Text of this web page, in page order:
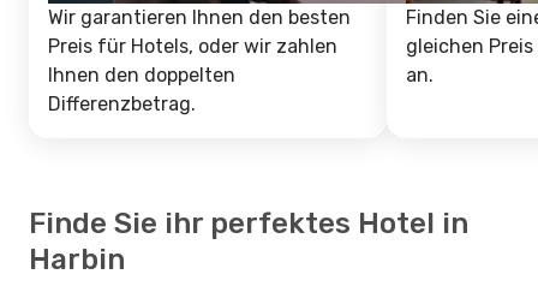
Wir garantieren Ihnen den besten
Preis für Hotels, oder wir zahlen
Ihnen den doppelten
Differenzbetrag.
Finden Sie
gleichen
an.
Finde Sie ihr perfektes Hotel in
Harbin